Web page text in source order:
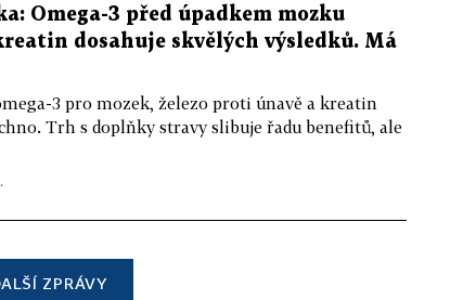
Omega-3 před úpadkem mozku
dosahuje skvělých výsledků. Má
3 pro mozek, železo proti únavě a kreatin
Trh s doplňky stravy slibuje řadu benefitů, ale
ZPRÁVY